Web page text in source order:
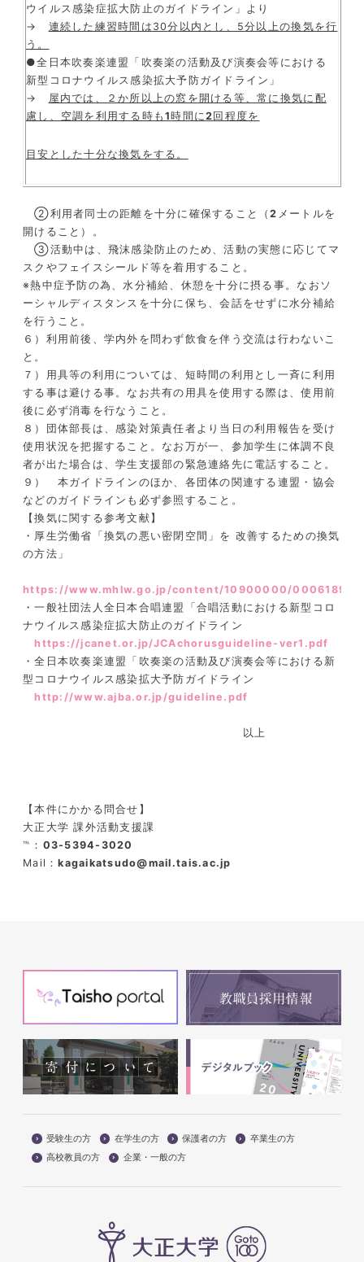
ウイルス感染症拡大防止のガイドライン」より
→ 連続した練習時間は 30分以内とし、 5分以上の換気を行
う。
●全日本吹奏楽連盟「吹奏楽の活動及び演奏会等における
新型コロナウイルス感染拡大予防ガイドライン」
→ 屋内では、２か所以上の窓を開ける等、常に換気に配
慮し、空調を利用する時も1時間に2回程度を
目安とした十分な換気をする。
②利用者同士の距離を十分に確保すること（2 メートルを
開けること）。
③活動中は、飛沫感染防止のため、活動の実態に応じてマ
スクやフェイスシールド等を着用すること。
※熱中症予防の為、水分補給、休憩を十分に摂る事。なおソ
ーシャルディスタンスを十分に保ち、会話をせずに水分補給
を行うこと。
６）利用前後、学内外を問わず飲食を伴う交流は行わないこ
と。
７）用具等の利用については、短時間の利用とし一斉に利用
する事は避ける事。なお共有の用具を使用する際は、使用前
後に必ず消毒を行なうこと。
８）団体部長は、感染対策責任者より当日の利用報告を受け
使用状況を把握すること。なお万が一、参加学生に体調不良
者が出た場合は、学生支援部の緊急連絡先に電話すること。
９） 本ガイドラインのほか、各団体の関連する連盟・協会
などのガイドラインも必ず参照すること。
【換気に関する参考文献】
・厚生労働省「換気の悪い密閉空間」を 改善するための換気
の方法」
https://www.mhlw.go.jp/content/10900000/
・一般社団法人全日本合唱連盟「合唱活動における新型コロ
ナウイルス感染症拡大防止のガイドライン
https://jcanet.or.jp/JCAchorusguideline-ver1.pdf
・全日本吹奏楽連盟「吹奏楽の活動及び演奏会等における新
型コロナウイルス感染拡大予防ガイドライン
http://www.ajba.or.jp/guideline.pdf
以上
【本件にかかる問合せ】
大正大学 課外活動支援課
℡： 03-5394-3020
Mail：kagaikatsudo@mail.tais.ac.jp
受験生の方 在学生の方 保護者の方
卒業生の方
高校教員の方
企業・一般の方